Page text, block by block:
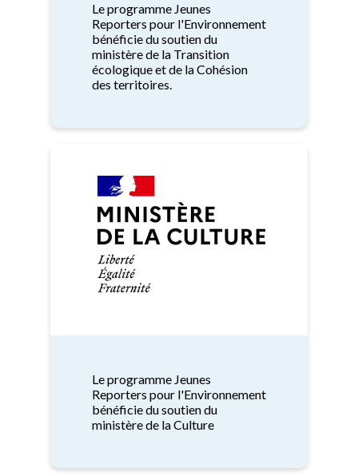
Le programme Jeunes
Reporters pour l'Environnement
bénéficie du soutien du
ministère de la Transition
écologique et de la Cohésion
des territoires.
Le programme Jeunes
Reporters pour l'Environnement
bénéficie du soutien du
ministère de la Culture